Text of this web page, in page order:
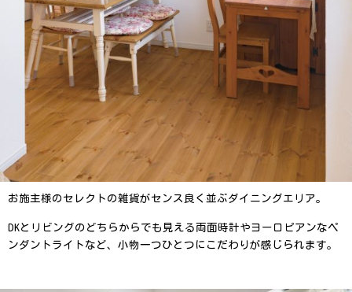
お施主様のセレクトの雑貨がセンス良く並ぶダイニングエリア。
DKとリビングのどちらからでも見える両面時計やヨーロピアンなペ
ンダントライトなど、小物一つひとつにこだわりが感じられます。